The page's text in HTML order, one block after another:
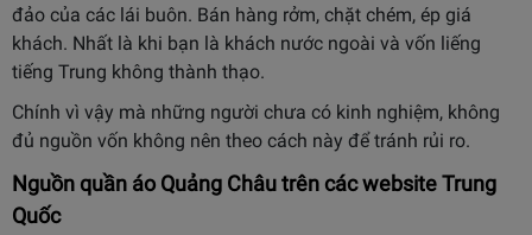
đảo của các lái buôn. Bán hàng rởm, chặt chém, ép giá
khách. Nhất là khi bạn là khách nước ngoài và vốn liếng
tiếng Trung không thành thạo.
Chính vì vậy mà những người chưa có kinh nghiệm, không
đủ nguồn vốn không nên theo cách này để tránh rủi ro.
Nguồn quần áo Quảng Châu trên các website Trung
Quốc